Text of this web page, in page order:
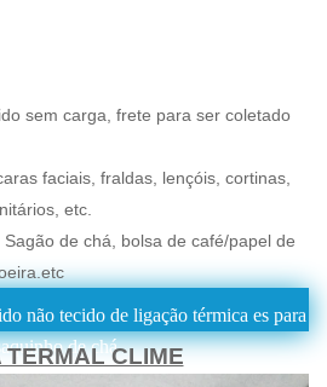
sem carga, frete para ser coletado
faciais, fraldas, lençóis, cortinas,
etc.
de chá, bolsa de café/papel de
não tecido de ligação térmica es para
de chá
TERMAL CLIME